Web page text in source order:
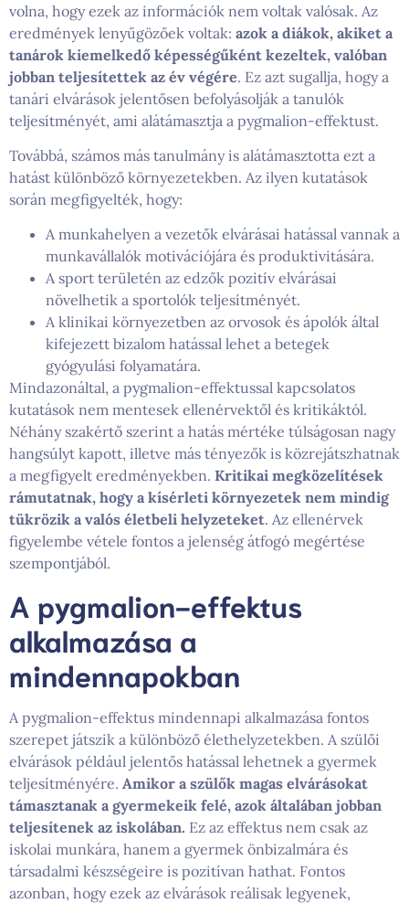
volna, hogy ezek az információk nem voltak valósak. Az
eredmények lenyűgözőek voltak: azok a diákok, akiket a
tanárok kiemelkedő képességűként kezeltek, valóban
jobban teljesítettek az év végére. Ez azt sugallja, hogy a
tanári elvárások jelentősen befolyásolják a tanulók
teljesítményét, ami alátámasztja a pygmalion-effektust.
Továbbá, számos más tanulmány is alátámasztotta ezt a
hatást különböző környezetekben. Az ilyen kutatások
során megfigyelték, hogy:
A munkahelyen a vezetők elvárásai hatással vannak a
munkavállalók motivációjára és produktivitására.
A sport területén az edzők pozitív elvárásai
növelhetik a sportolók teljesítményét.
A klinikai környezetben az orvosok és ápolók által
kifejezett bizalom hatással lehet a betegek
gyógyulási folyamatára.
Mindazonáltal, a pygmalion-effektussal kapcsolatos
kutatások nem mentesek ellenérvektől és kritikáktól.
Néhány szakértő szerint a hatás mértéke túlságosan nagy
hangsúlyt kapott, illetve más tényezők is közrejátszhatnak
a megfigyelt eredményekben. Kritikai megközelítések
rámutatnak, hogy a kísérleti környezetek nem mindig
tükrözik a valós életbeli helyzeteket. Az ellenérvek
figyelembe vétele fontos a jelenség átfogó megértése
szempontjából.
A pygmalion-effektus
alkalmazása a
mindennapokban
A pygmalion-effektus mindennapi alkalmazása fontos
szerepet játszik a különböző élethelyzetekben. A szülői
elvárások például jelentős hatással lehetnek a gyermek
teljesítményére. Amikor a szülők magas elvárásokat
támasztanak a gyermekeik felé, azok általában jobban
teljesítenek az iskolában. Ez az effektus nem csak az
iskolai munkára, hanem a gyermek önbizalmára és
társadalmi készségeire is pozitívan hathat. Fontos
azonban, hogy ezek az elvárások reálisak legyenek,